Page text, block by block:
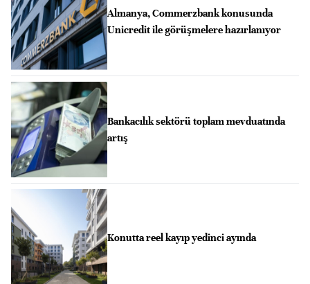
Almanya, Commerzbank konusunda
Unicredit ile görüşmelere hazırlanıyor
Bankacılık sektörü toplam mevduatında
artış
Konutta reel kayıp yedinci ayında